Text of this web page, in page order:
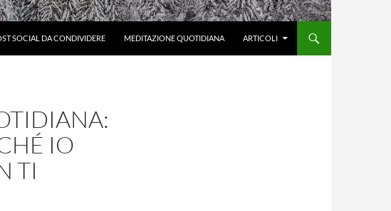
SOCIAL DA CONDIVIDERE MEDITAZIONE QUOTIDIANA ARTICOLI
IO
TI